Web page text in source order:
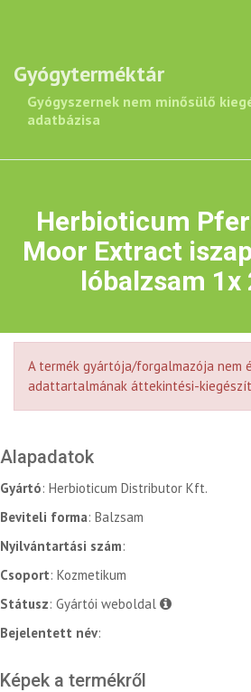
Gyógyterméktár
Gyógyszernek nem minősülő
adatbázisa
Herbioticum
Moor Extract
lóbalzsam 1x
A termék gyártója/forgalmazója nem
adattartalmának áttekintési-
Alapadatok
Gyártó: Herbioticum Distributor Kft.
Beviteli forma: Balzsam
Nyilvántartási szám:
Csoport: Kozmetikum
Státusz: Gyártói weboldal
Bejelentett név:
Képek a termékről